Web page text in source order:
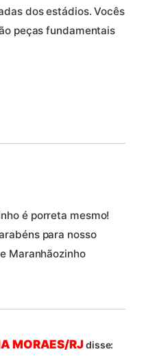
dos estádios. Vocês
peças fundamentais
é porreta mesmo!
para nosso
Maranhãozinho
MORAES/RJdisse: